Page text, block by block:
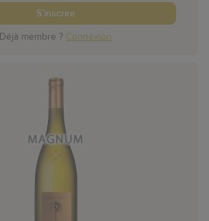
S'inscrire
Déjà membre ? Connexion